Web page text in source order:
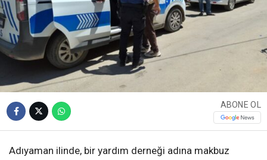
ABONE OL
Adıyaman ilinde, bir yardım derneği adına makbuz